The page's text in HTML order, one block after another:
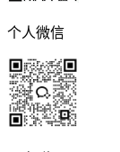
个人微信